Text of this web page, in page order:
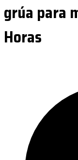
grúa para
Horas